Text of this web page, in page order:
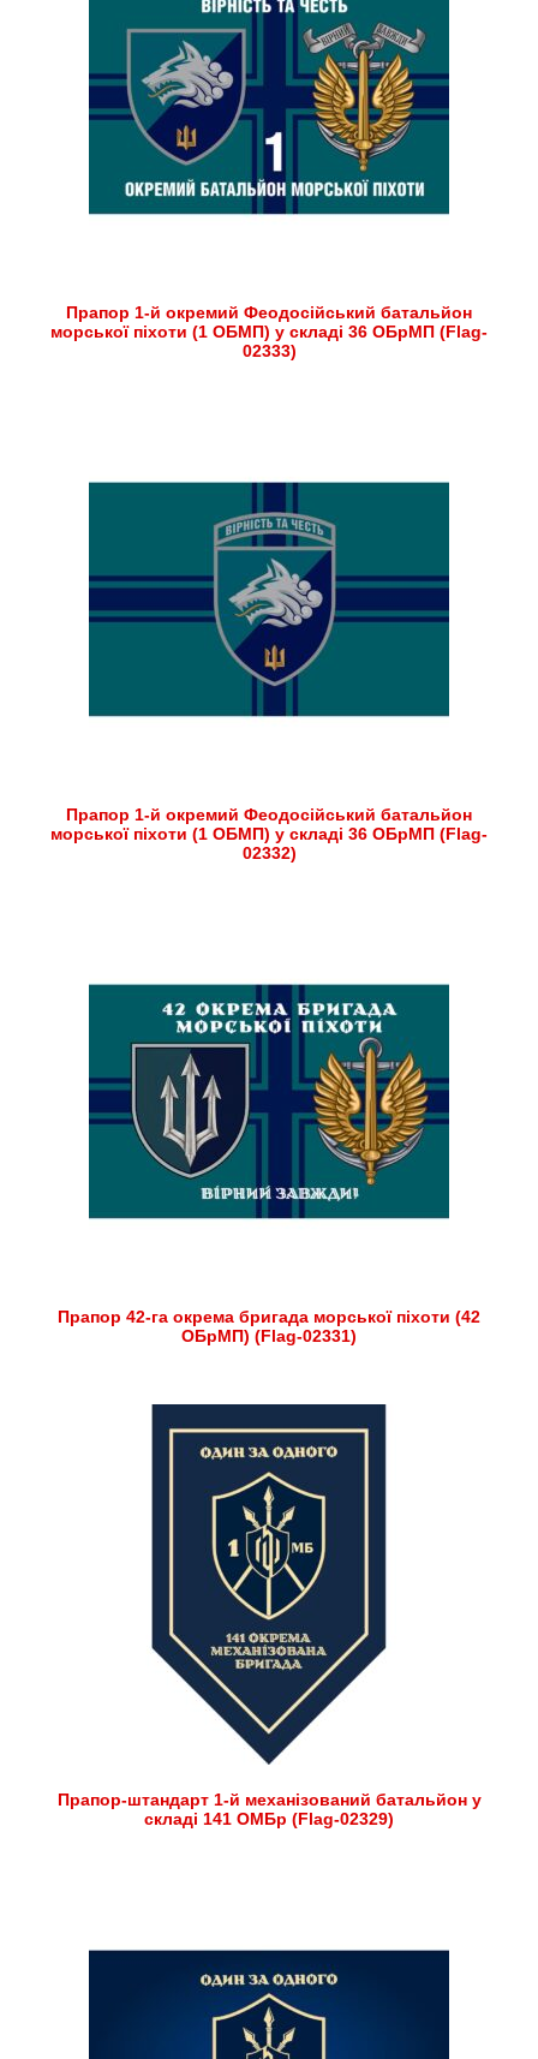
Прапор 1-й окремий Феодосійський батальйон
морської піхоти (1 ОБМП) у складі 36 ОБрМП (Flag-
02333)
Прапор 1-й окремий Феодосійський батальйон
морської піхоти (1 ОБМП) у складі 36 ОБрМП (Flag-
02332)
Прапор 42-га окрема бригада морської піхоти (42
ОБрМП) (Flag-02331)
Прапор-штандарт 1-й механізований батальйон у
складі 141 ОМБр (Flag-02329)